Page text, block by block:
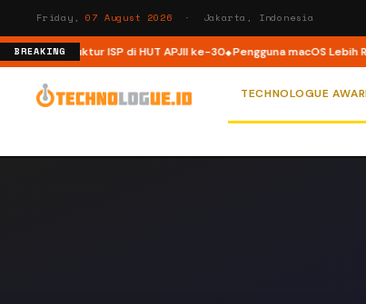
Friday,07 August 2026 · Jakarta, Indonesia
BREAKING
Infrastruktur ISP di HUT APJII ke-30 Pengguna macOS Lebih
TECHNOLOGUE